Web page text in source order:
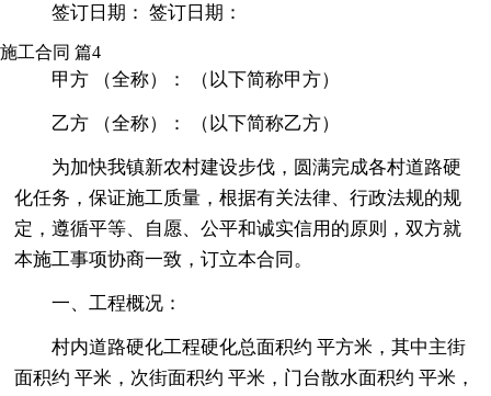
签订日期： 签订日期：
施工合同 篇4
甲方 （全称）： （以下简称甲方）
乙方 （全称）： （以下简称乙方）
为加快我镇新农村建设步伐，圆满完成各村道路硬
化任务，保证施工质量，根据有关法律、行政法规的规
定，遵循平等、自愿、公平和诚实信用的原则，双方就
本施工事项协商一致，订立本合同。
一、工程概况：
村内道路硬化工程硬化总面积约 平方米，其中主街
面积约 平米，次街面积约 平米，门台散水面积约 平米，